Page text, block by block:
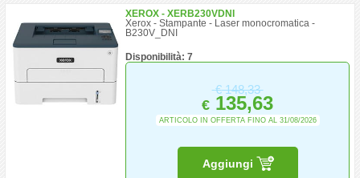
XEROX - XERB230VDNI
Xerox - Stampante - Laser monocromatica -
B230V_DNI
Disponibilità: 7
€148,33
€ 135,63
ARTICOLO IN OFFERTA FINO AL 31/08/2026
Aggiungi